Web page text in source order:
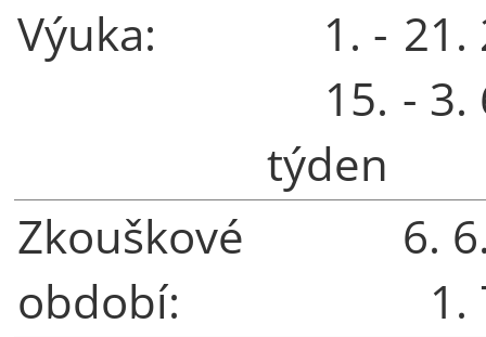
Výuka:
1. -
15.
týden
21.
- 3.
Zkouškové
období:
6.
1.